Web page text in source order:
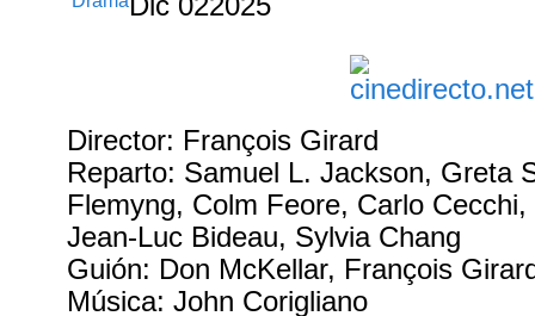
Director: François Girard
Reparto: Samuel L. Jackson, Greta
Flemyng, Colm Feore, Carlo
Jean-Luc Bideau, Sylvia Chang
Guión: Don McKellar, François
Música: John Corigliano